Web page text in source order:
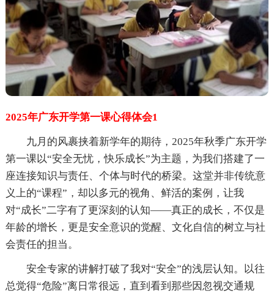
2025年广东开学第一课心得体会1
九月的风裹挟着新学年的期待，2025年秋季广东开学
第一课以“安全无忧，快乐成长”为主题，为我们搭建了一
座连接知识与责任、个体与时代的桥梁。这堂并非传统意
义上的“课程”，却以多元的视角、鲜活的案例，让我
对“成长”二字有了更深刻的认知——真正的成长，不仅是
年龄的增长，更是安全意识的觉醒、文化自信的树立与社
会责任的担当。
安全专家的讲解打破了我对“安全”的浅层认知。以往
总觉得“危险”离日常很远，直到看到那些因忽视交通规